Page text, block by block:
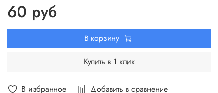
В избранное Добавить в сравнение
60 руб
В корзину
Купить в 1 клик